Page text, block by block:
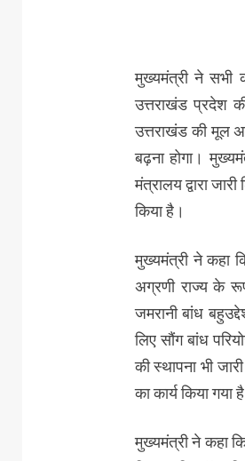
मुख्यमंत्री ने सभी
उत्तराखंड प्रदेश
उत्तराखंड की मूल
बढ़ना होगा।
मंत्रालय द्वारा
किया है।
मुख्यमंत्री ने कहा
अग्रणी राज्य के
जमरानी बांध
लिए सौंग बांध
की स्थापना भी
का कार्य किया गया
मुख्यमंत्री ने कहा